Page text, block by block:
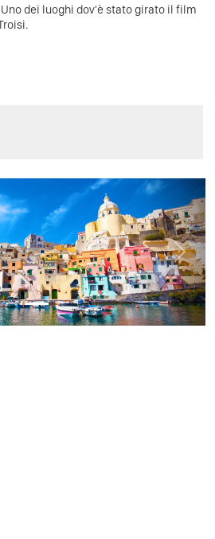
dei luoghi dov'è stato girato il film
Next